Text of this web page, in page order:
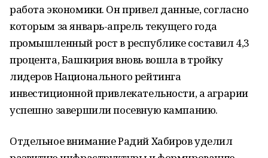
работа экономики. Он привел данные, согласно
которым за январь-апрель текущего года
промышленный рост в республике составил 4,3
процента, Башкирия вновь вошла в тройку
лидеров Национального рейтинга
инвестиционной привлекательности, а аграрии
успешно завершили посевную кампанию.
Отдельное внимание Радий Хабиров уделил